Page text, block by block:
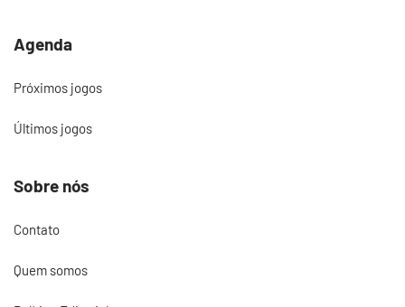
Agenda
Próximos jogos
Últimos jogos
Sobre nós
Contato
Quem somos